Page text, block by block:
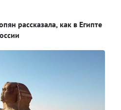
рассказала, как в Египте